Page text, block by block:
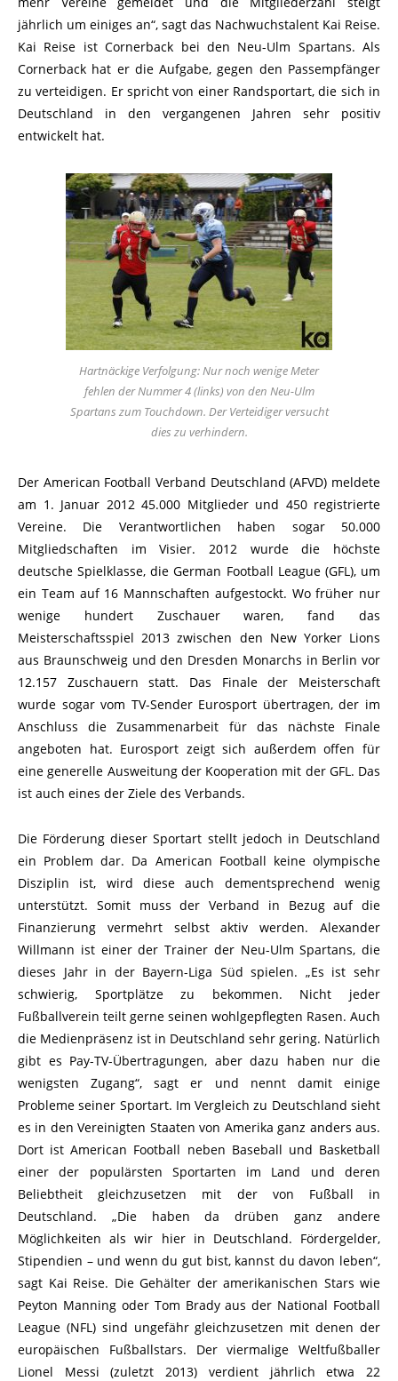
jährlich um einiges an“, sagt das Nachwuchstalent Kai Reise.
Kai Reise ist Cornerback bei den Neu-Ulm Spartans. Als
Cornerback hat er die Aufgabe, gegen den Passempfänger
zu verteidigen. Er spricht von einer Randsportart, die sich in
Deutschland in den vergangenen Jahren sehr positiv
entwickelt hat.
Hartnäckige Verfolgung: Nur noch wenige Meter
fehlen der Nummer 4 (links) von den Neu-Ulm
Spartans zum Touchdown. Der Verteidiger versucht
dies zu verhindern.
Der American Football Verband Deutschland (AFVD) meldete
am 1. Januar 2012 45.000 Mitglieder und 450 registrierte
Vereine. Die Verantwortlichen haben sogar 50.000
Mitgliedschaften im Visier. 2012 wurde die höchste
deutsche Spielklasse, die German Football League (GFL), um
ein Team auf 16 Mannschaften aufgestockt. Wo früher nur
wenige hundert Zuschauer waren, fand das
Meisterschaftsspiel 2013 zwischen den New Yorker Lions
aus Braunschweig und den Dresden Monarchs in Berlin vor
12.157 Zuschauern statt. Das Finale der Meisterschaft
wurde sogar vom TV-Sender Eurosport übertragen, der im
Anschluss die Zusammenarbeit für das nächste Finale
angeboten hat. Eurosport zeigt sich außerdem offen für
eine generelle Ausweitung der Kooperation mit der GFL. Das
ist auch eines der Ziele des Verbands.
Die Förderung dieser Sportart stellt jedoch in Deutschland
ein Problem dar. Da American Football keine olympische
Disziplin ist, wird diese auch dementsprechend wenig
unterstützt. Somit muss der Verband in Bezug auf die
Finanzierung vermehrt selbst aktiv werden. Alexander
Willmann ist einer der Trainer der Neu-Ulm Spartans, die
dieses Jahr in der Bayern-Liga Süd spielen. „Es ist sehr
schwierig, Sportplätze zu bekommen. Nicht jeder
Fußballverein teilt gerne seinen wohlgepflegten Rasen. Auch
die Medienpräsenz ist in Deutschland sehr gering. Natürlich
gibt es Pay-TV-Übertragungen, aber dazu haben nur die
wenigsten Zugang“, sagt er und nennt damit einige
Probleme seiner Sportart. Im Vergleich zu Deutschland sieht
es in den Vereinigten Staaten von Amerika ganz anders aus.
Dort ist American Football neben Baseball und Basketball
einer der populärsten Sportarten im Land und deren
Beliebtheit gleichzusetzen mit der von Fußball in
Deutschland. „Die haben da drüben ganz andere
Möglichkeiten als wir hier in Deutschland. Fördergelder,
Stipendien – und wenn du gut bist, kannst du davon leben“,
sagt Kai Reise. Die Gehälter der amerikanischen Stars wie
Peyton Manning oder Tom Brady aus der National Football
League (NFL) sind ungefähr gleichzusetzen mit denen der
europäischen Fußballstars. Der viermalige Weltfußballer
Lionel Messi (zuletzt 2013) verdient jährlich etwa 22